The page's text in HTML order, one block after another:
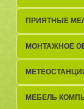
ПРИЯТНЫЕ
МОНТАЖНОЕ
МЕБЕЛЬ